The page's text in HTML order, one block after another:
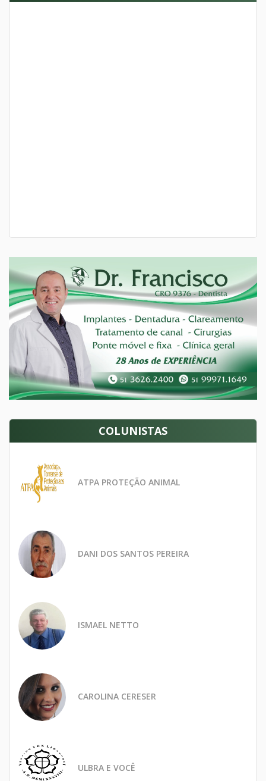
COLUNISTAS
ATPA PROTEÇÃO ANIMAL
DANI DOS SANTOS PEREIRA
ISMAEL NETTO
CAROLINA CERESER
ULBRA E VOCÊ